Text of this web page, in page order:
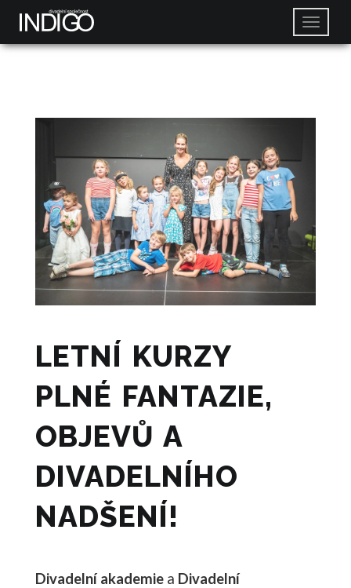
LETNÍ KURZY
PLNÉ FANTAZIE,
OBJEVŮ A
DIVADELNÍHO
NADŠENÍ!
Divadelní akademiea Divadelní